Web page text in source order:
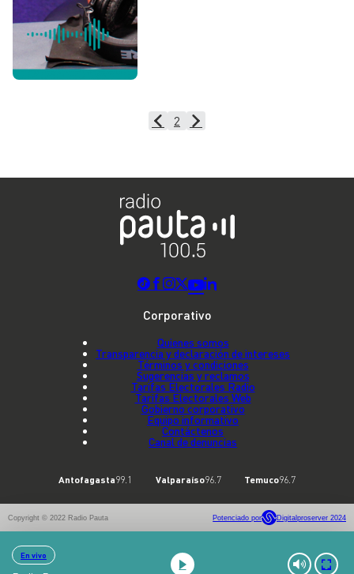
2
En vivo
Corporativo
Quienes somos
Transparencia y declaración de intereses
Términos y condiciones
Sugerencias y reclamos
Tarifas Electorales Radio
Tarifas Electorales Web
Gobierno corporativo
Equipo informativo
Contáctenos
Canal de denuncias
Antofagasta99.1 Valparaíso96.7 Temuco96.7
Copyright © 2022 Radio Pauta Potenciado por Digitalproserver 2024